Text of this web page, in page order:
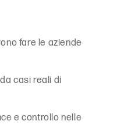
fare le aziende
casi reali di
e controllo nelle